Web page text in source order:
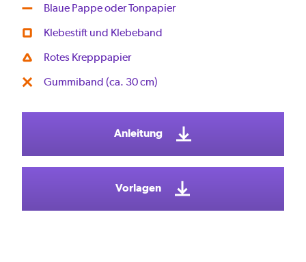
Blaue Pappe oder Tonpapier
Klebestift und Klebeband
Rotes Krepppapier
Gummiband (ca. 30 cm)
Anleitung
Vorlagen